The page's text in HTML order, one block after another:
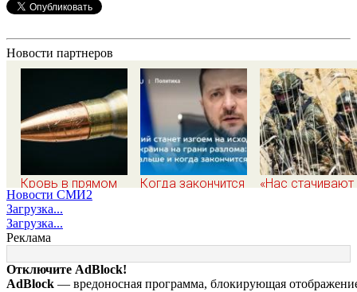
Новости партнеров
Кровь в прямом
эфире: популярного
тиктокера
застрелили у
ресторана
Когда закончится
последние новости
о боевых
действиях
«Нас стачивают
резервов»
Новости СМИ2
Загрузка...
Загрузка...
Реклама
Отключите AdBlock!
AdBlock — вредоносная программа, блокирующая